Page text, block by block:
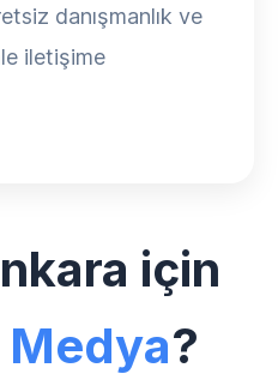
danışmanlık ve
iletişime
için
?